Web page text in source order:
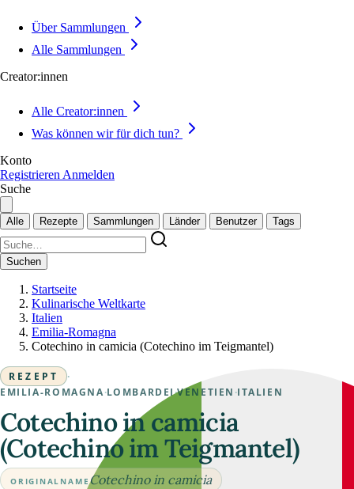
Über Sammlungen
Alle Sammlungen
Creator:innen
Alle Creator:innen
Was können wir für dich tun?
Konto
Registrieren Anmelden
Suche
Alle Rezepte Sammlungen Länder Benutzer Tags
Suchen
Startseite
Kulinarische Weltkarte
Italien
Emilia-Romagna
Cotechino in camicia (Cotechino im Teigmantel)
REZEPT
·
EMILIA-ROMAGNA ·LOMBARDEI·VENETIEN ·ITALIEN
Cotechino in camicia
(Cotechino im Teigmantel)
ORIGINALNAMECotechino in camicia